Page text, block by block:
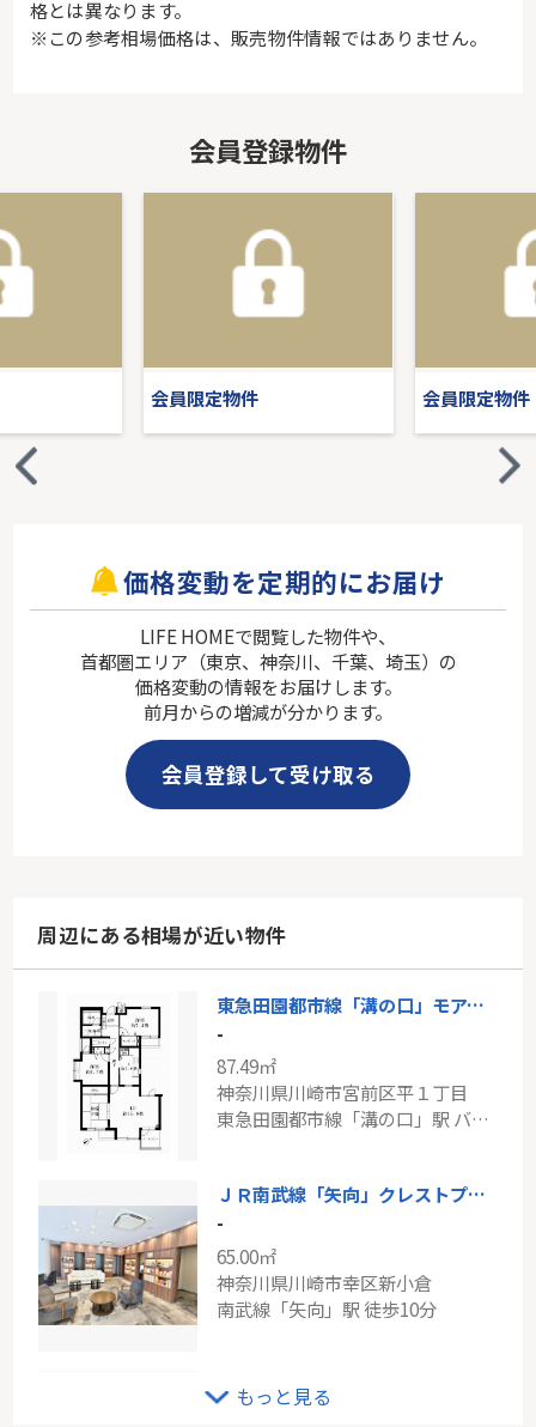
格とは異なります。
※この参考相場価格は、販売物件情報ではありません。
会員登録物件
会員限定物件 会員限定物件
価格変動を定期的にお届け
LIFE HOMEで閲覧した物件や、
首都圏エリア（東京、神奈川、千葉、埼玉）の
価格変動の情報をお届けします。
前月からの増減が分かります。
会員登録して受け取る
周辺にある相場が近い物件
東急田園都市線「溝の口」モアクレスト宮前平
-
87.49㎡
神奈川県川崎市宮前区平１丁目
東急田園都市線「溝の口」駅 バス7分 「神木本町」 停歩6分
ＪＲ南武線「矢向」クレストプライムレジデンスアベニュー壱番館
-
65.00㎡
神奈川県川崎市幸区新小倉
南武線「矢向」駅 徒歩10分
JR南武線「稲城長沼」新築戸建て
-
もっと見る